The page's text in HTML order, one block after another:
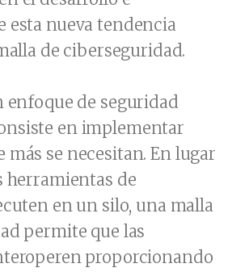
esta nueva tendencia
de ciberseguridad.
enfoque de seguridad
en implementar
más se necesitan. En lugar
herramientas de
en un silo, una malla
permite que las
proporcionando